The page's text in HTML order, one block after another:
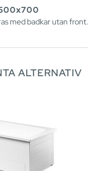
med badkar utan front.
ALTERNATIV